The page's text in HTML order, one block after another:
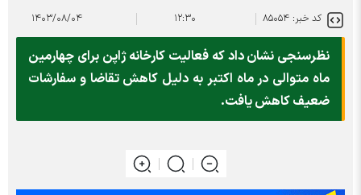
کد خبر: ۸۵۰۵۴ ۱۲:۳۰ ۱۴۰۳/۰۸/۰۴
نظرسنجی نشان داد که فعالیت کارخانه ژاپن برای چهارمین
ماه متوالی در ماه اکتبر به دلیل کاهش تقاضا و سفارشات
ضعیف کاهش یافت.